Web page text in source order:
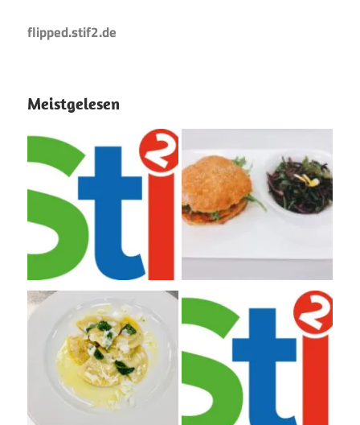
flipped.stif2.de
Meistgelesen